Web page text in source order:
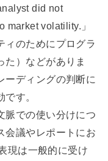
did not
market volatility.」
ィのためにプログラ
た）などがありま
ーディングの判断に
す。
脈での使い分けにつ
会議やレポートにお
現は一般的に受け